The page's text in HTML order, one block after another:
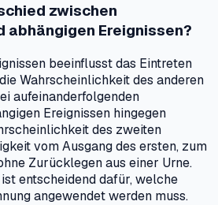
zwischen
abhängigen Ereignissen?
beeinflusst das Eintreten
Wahrscheinlichkeit des anderen
aufeinanderfolgenden
Ereignissen hingegen
des zweiten
vom Ausgang des ersten, zum
Zurücklegen aus einer Urne.
entscheidend dafür, welche
angewendet werden muss.